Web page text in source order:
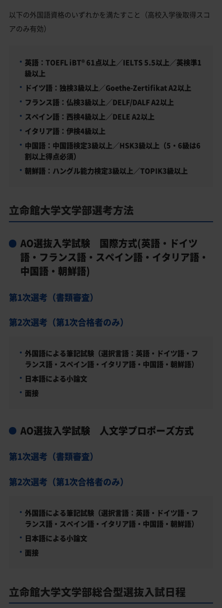
以下の外国語資格のいずれかを満たすこと（高校入学後取得スコ
アのみ有効）
英語：TOEFL iBT® 61点以上／IELTS 5.5以上／英検準1
級以上
ドイツ語：独検3級以上／Goethe-Zertifikat A2以上
フランス語：仏検3級以上／DELF/DALF A2以上
スペイン語：西検4級以上／DELE A2以上
イタリア語：伊検4級以上
中国語：中国語検定3級以上／HSK3級以上（5・6級は6
割以上得点必須）
朝鮮語：ハングル能力検定3級以上／TOPIK3級以上
立命館大学文学部選考方法
AO選抜入学試験 国際方式(英語・ドイツ
語・フランス語・スペイン語・イタリア語・
中国語・朝鮮語)
第1次選考（書類審査）
第2次選考（第1次合格者のみ）
外国語による筆記試験（選択言語：英語・ドイツ語・フ
ランス語・スペイン語・イタリア語・中国語・朝鮮語）
日本語による小論文
面接
AO選抜入学試験 人文学プロポーズ方式
第1次選考（書類審査）
第2次選考（第1次合格者のみ）
外国語による筆記試験（選択言語：英語・ドイツ語・フ
ランス語・スペイン語・イタリア語・中国語・朝鮮語）
日本語による小論文
面接
立命館大学文学部総合型選抜入試日程